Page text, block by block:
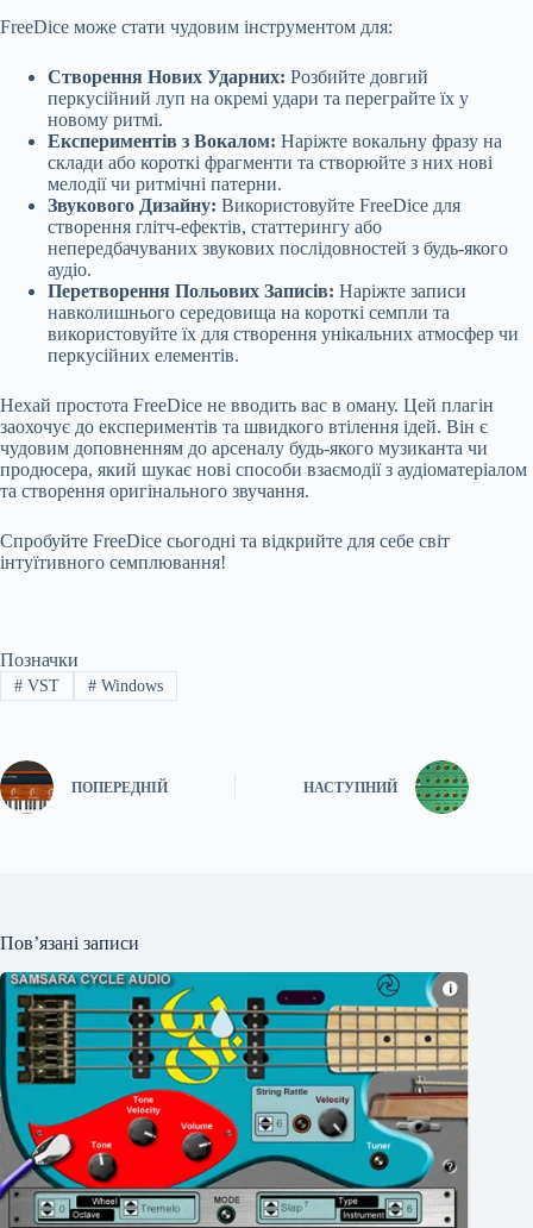
FreeDice може стати чудовим інструментом для:
Створення Нових Ударних: Розбийте довгий
перкусійний луп на окремі удари та переграйте їх у
новому ритмі.
Експериментів з Вокалом: Наріжте вокальну фразу на
склади або короткі фрагменти та створюйте з них нові
мелодії чи ритмічні патерни.
Звукового Дизайну: Використовуйте FreeDice для
створення глітч-ефектів, статтерингу або
непередбачуваних звукових послідовностей з будь-якого
аудіо.
Перетворення Польових Записів: Наріжте записи
навколишнього середовища на короткі семпли та
використовуйте їх для створення унікальних атмосфер чи
перкусійних елементів.
Нехай простота FreeDice не вводить вас в оману. Цей плагін
заохочує до експериментів та швидкого втілення ідей. Він є
чудовим доповненням до арсеналу будь-якого музиканта чи
продюсера, який шукає нові способи взаємодії з аудіоматеріалом
та створення оригінального звучання.
Спробуйте FreeDice сьогодні та відкрийте для себе світ
інтуїтивного семплювання!
Позначки
#VST #Windows
ПОПЕРЕДНІЙ НАСТУПНИЙ
Пов’язані записи